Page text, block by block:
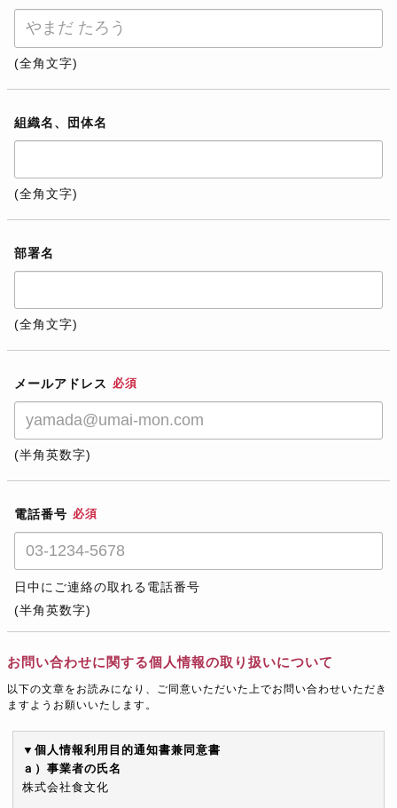
(全角文字)
組織名、団体名
(全角文字)
部署名
(全角文字)
メールアドレス 必須
(半角英数字)
電話番号 必須
日中にご連絡の取れる電話番号
(半角英数字)
お問い合わせに関する個人情報の取り扱いについて
以下の文章をお読みになり、ご同意いただいた上でお問い合わせいただき
ますようお願いいたします。
▼個人情報利用目的通知書兼同意書
ａ）事業者の氏名
株式会社食文化